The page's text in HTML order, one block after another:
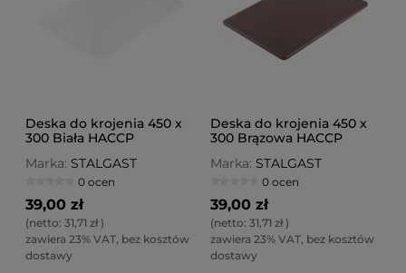
Deska do krojenia 450 x
300 Biała HACCP
Marka: STALGAST
0 ocen
39,00 zł
(netto: 31,71 zł)
zawiera 23% VAT, bez kosztów
dostawy
Deska do krojenia 450 x
300 Brązowa HACCP
Marka: STALGAST
0 ocen
39,00 zł
(netto: 31,71 zł)
zawiera 23% VAT, bez kosztów
dostawy